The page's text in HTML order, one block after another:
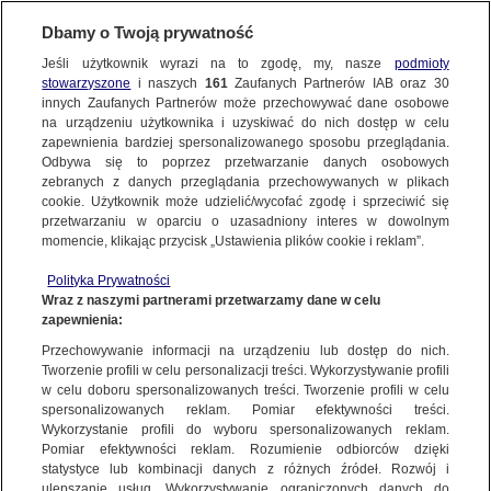
FAKTY | ZOBACZ FAKTY
Tak telewizja państwowa relacjonuje kampanię wyborczą
NAJNOWSZE
ZOBACZ FAKTY
FAKTY PO FAKTACH
FAKTY O ŚWIECIE
WIĘCEJ
KANAŁY
Dzień dobry!
Jedno konto do wszystkich usług
Dbamy o Twoją prywatność
Jeśli użytkownik wyrazi na to zgodę, my, nasze podmioty
stowarzyszone i naszych 161Zaufanych Partnerów IAB oraz 30
innych Zaufanych Partnerów może przechowywać dane osobowe
na urządzeniu użytkownika i uzyskiwać do nich dostęp w celu
zapewnienia bardziej spersonalizowanego sposobu przeglądania.
Odbywa się to poprzez przetwarzanie danych osobowych
zebranych z danych przeglądania przechowywanych w plikach
cookie. Użytkownik może udzielić/wycofać zgodę i sprzeciwić się
przetwarzaniu w oparciu o uzasadniony interes w dowolnym
momencie, klikając przycisk „Ustawienia plików cookie i reklam”.
Polityka Prywatności
Wraz z naszymi partnerami przetwarzamy dane w celu
zapewnienia:
Przechowywanie informacji na urządzeniu lub dostęp do nich.
Tworzenie profili w celu personalizacji treści. Wykorzystywanie profili
w celu doboru spersonalizowanych treści. Tworzenie profili w celu
spersonalizowanych reklam. Pomiar efektywności treści.
Wykorzystanie profili do wyboru spersonalizowanych reklam.
Pomiar efektywności reklam. Rozumienie odbiorców dzięki
statystyce lub kombinacji danych z różnych źródeł. Rozwój i